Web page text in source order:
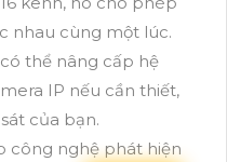
nhau cùng một lúc.
thể nâng cấp hệ
IP nếu cần thiết,
của bạn.
công nghệ phát hiện